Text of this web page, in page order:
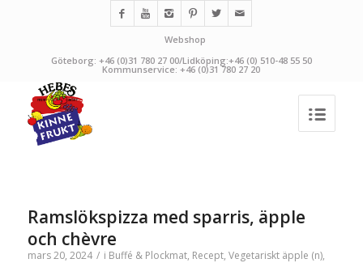
Webshop
Göteborg: +46 (0)31 780 27 00/Lidköping:+46 (0) 510-48 55 50
Kommunservice: +46 (0)31 780 27 20
Ramslökspizza med sparris, äpple
och chèvre
mars 20, 2024 / i Buffé & Plockmat, Recept, Vegetariskt äpple (n),